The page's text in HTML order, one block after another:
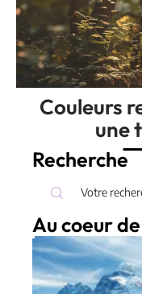
Couleurs
une
Recherche
Au coeur